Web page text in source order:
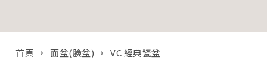
搜尋產品
首頁 面盆(臉盆) VC 經典瓷盆